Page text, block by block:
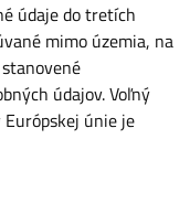
údaje do tretích
mimo územia, na
údajov. Voľný
únie je